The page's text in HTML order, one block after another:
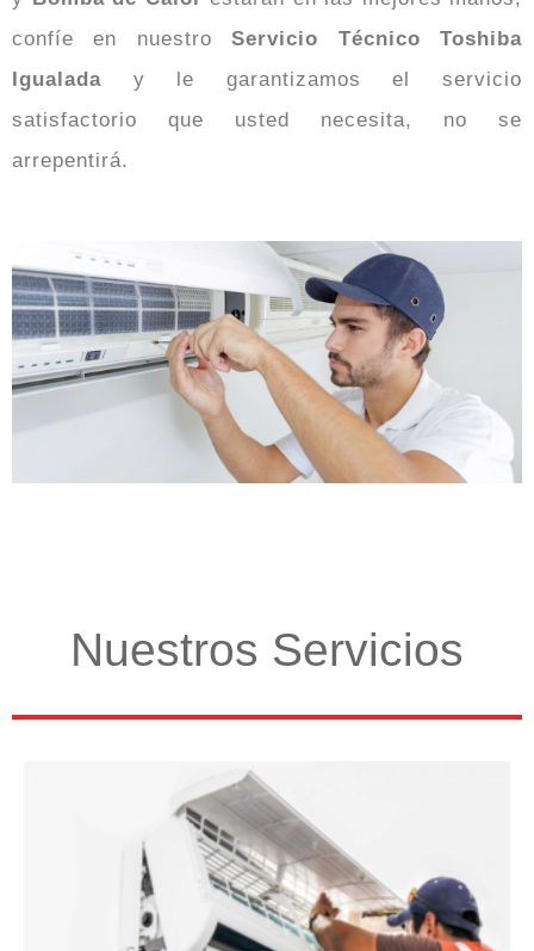
confíe en nuestroServicio Técnico Toshiba
Igualada y le garantizamos el servicio
satisfactorio que usted necesita, no se
arrepentirá.
Nuestros Servicios